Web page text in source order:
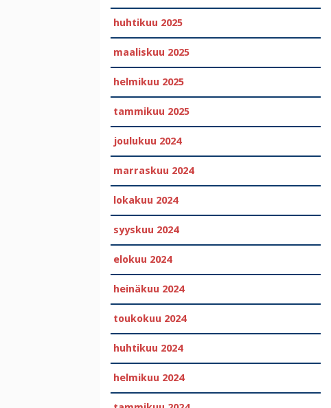
huhtikuu 2025
maaliskuu 2025
helmikuu 2025
tammikuu 2025
joulukuu 2024
marraskuu 2024
lokakuu 2024
syyskuu 2024
elokuu 2024
heinäkuu 2024
toukokuu 2024
huhtikuu 2024
helmikuu 2024